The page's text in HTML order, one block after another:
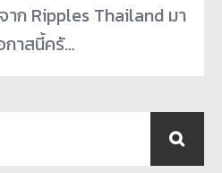
ก Ripples Thailand มา
าสนี้ครั…